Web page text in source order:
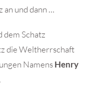
an und dann …
dem Schatz
die Weltherrschaft
NamensHenry